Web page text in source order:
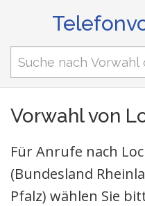
Vorwahl von
Für Anrufe nach
(Bundesland
Pfalz) wählen Sie